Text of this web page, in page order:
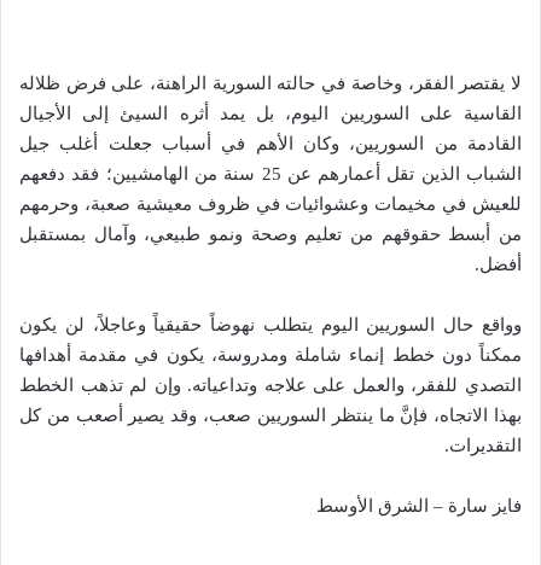
لا يقتصر الفقر، وخاصة في حالته السورية الراهنة، على فرض ظلاله
القاسية على السوريين اليوم، بل يمد أثره السيئ إلى الأجيال
القادمة من السوريين، وكان الأهم في أسباب جعلت أغلب جيل
الشباب الذين تقل أعمارهم عن 25 سنة من الهامشيين؛ فقد دفعهم
للعيش في مخيمات وعشوائيات في ظروف معيشية صعبة، وحرمهم
من أبسط حقوقهم من تعليم وصحة ونمو طبيعي، وآمال بمستقبل
أفضل.
وواقع حال السوريين اليوم يتطلب نهوضاً حقيقياً وعاجلاً، لن يكون
ممكناً دون خطط إنماء شاملة ومدروسة، يكون في مقدمة أهدافها
التصدي للفقر، والعمل على علاجه وتداعياته. وإن لم تذهب الخطط
بهذا الاتجاه، فإنَّ ما ينتظر السوريين صعب، وقد يصير أصعب من كل
التقديرات.
فايز سارة – الشرق الأوسط